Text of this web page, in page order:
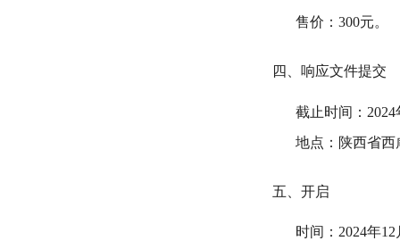
售价：300元。
四、响应文件提交
截止时间： 2024
地点：陕西省
五、开启
时间： 2024年12